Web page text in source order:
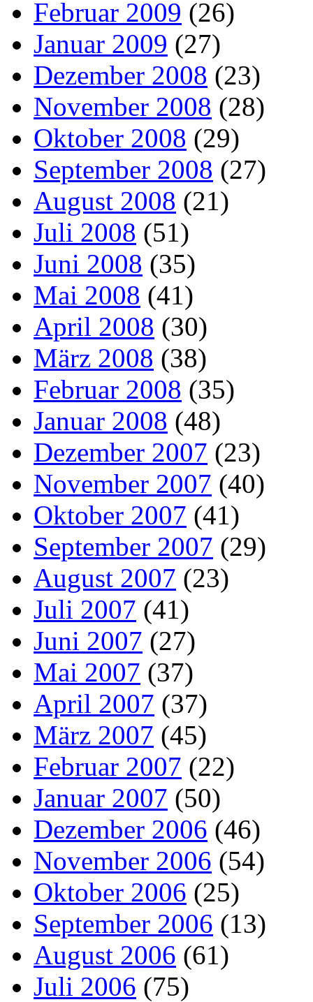
Februar 2009 (26)
Januar 2009 (27)
Dezember 2008 (23)
November 2008 (28)
Oktober 2008 (29)
September 2008 (27)
August 2008 (21)
Juli 2008 (51)
Juni 2008 (35)
Mai 2008 (41)
April 2008 (30)
März 2008 (38)
Februar 2008 (35)
Januar 2008 (48)
Dezember 2007 (23)
November 2007 (40)
Oktober 2007 (41)
September 2007 (29)
August 2007 (23)
Juli 2007 (41)
Juni 2007 (27)
Mai 2007 (37)
April 2007 (37)
März 2007 (45)
Februar 2007 (22)
Januar 2007 (50)
Dezember 2006 (46)
November 2006 (54)
Oktober 2006 (25)
September 2006 (13)
August 2006 (61)
Juli 2006 (75)